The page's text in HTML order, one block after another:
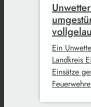
Ein
Landkreis
Einsätze